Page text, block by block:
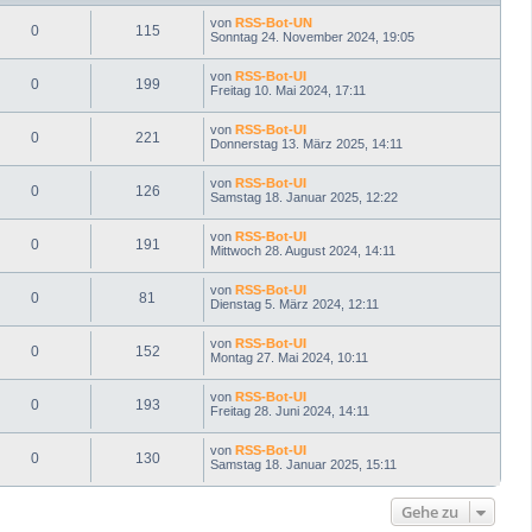
0 115 von RSS-Bot-UN
Sonntag 24. November 2024, 19:05
0 199 von RSS-Bot-UI
Freitag 10. Mai 2024, 17:11
0 221 von RSS-Bot-UI
Donnerstag 13. März 2025, 14:11
0 126 von RSS-Bot-UI
Samstag 18. Januar 2025, 12:22
0 191 von RSS-Bot-UI
Mittwoch 28. August 2024, 14:11
0 81 von RSS-Bot-UI
Dienstag 5. März 2024, 12:11
0 152 von RSS-Bot-UI
Montag 27. Mai 2024, 10:11
0 193 von RSS-Bot-UI
Freitag 28. Juni 2024, 14:11
0 130 von RSS-Bot-UI
Samstag 18. Januar 2025, 15:11
Gehe zu